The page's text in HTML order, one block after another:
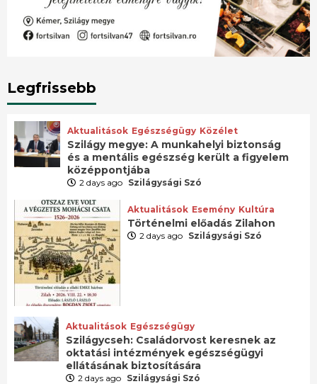
Legfrissebb
Aktualitások Egészségügy Közélet
Szilágy megye: A munkahelyi biztonság
és a mentális egészség került a figyelem
középpontjába
2 days ago Szilágysági Szó
Aktualitások Esemény Kultúra
Történelmi előadás Zilahon
2 days ago Szilágysági Szó
Aktualitások Egészségügy
Szilágycseh: Családorvost keresnek az
oktatási intézmények egészségügyi
ellátásának biztosítására
2 days ago Szilágysági Szó